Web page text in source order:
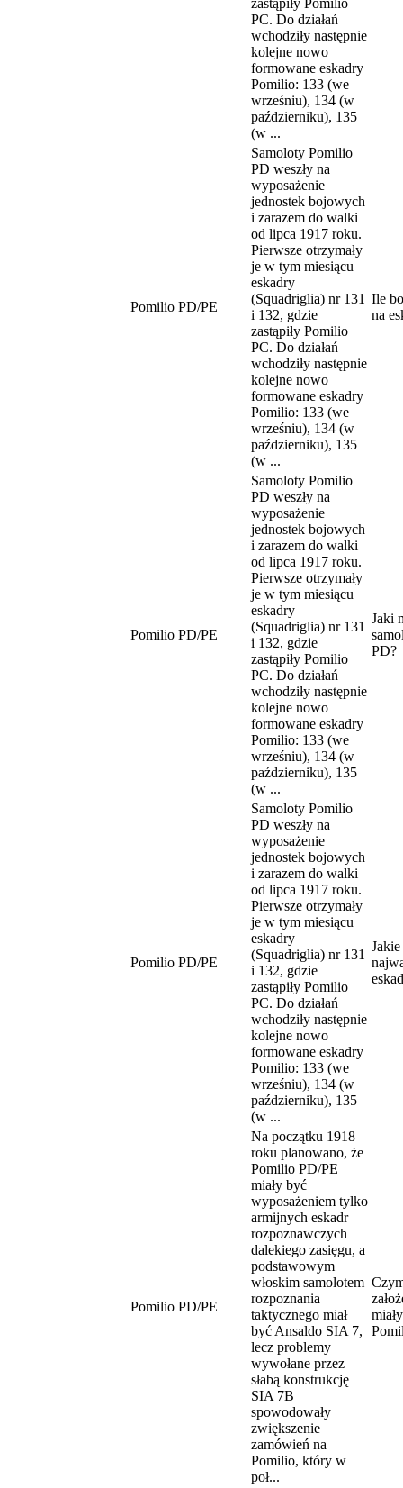
zastąpiły Pomilio
PC. Do działań
wchodziły następnie
kolejne nowo
formowane eskadry
Pomilio: 133 (we
wrześniu), 134 (w
październiku), 135
(w ...
Pomilio PD/PE
Samoloty Pomilio
PD weszły na
wyposażenie
jednostek bojowych
i zarazem do walki
od lipca 1917 roku.
Pierwsze otrzymały
je w tym miesiącu
eskadry
(Squadriglia) nr 131
i 132, gdzie
zastąpiły Pomilio
PC. Do działań
wchodziły następnie
kolejne nowo
formowane eskadry
Pomilio: 133 (we
wrześniu), 134 (w
październiku), 135
(w ...
Ile
na
Pomilio PD/PE
Samoloty Pomilio
PD weszły na
wyposażenie
jednostek bojowych
i zarazem do walki
od lipca 1917 roku.
Pierwsze otrzymały
je w tym miesiącu
eskadry
(Squadriglia) nr 131
i 132, gdzie
zastąpiły Pomilio
PC. Do działań
wchodziły następnie
kolejne nowo
formowane eskadry
Pomilio: 133 (we
wrześniu), 134 (w
październiku), 135
(w ...
Jaki
PD?
Pomilio PD/PE
Samoloty Pomilio
PD weszły na
wyposażenie
jednostek bojowych
i zarazem do walki
od lipca 1917 roku.
Pierwsze otrzymały
je w tym miesiącu
eskadry
(Squadriglia) nr 131
i 132, gdzie
zastąpiły Pomilio
PC. Do działań
wchodziły następnie
kolejne nowo
formowane eskadry
Pomilio: 133 (we
wrześniu), 134 (w
październiku), 135
(w ...
Jakie
Pomilio PD/PE
Na początku 1918
roku planowano, że
Pomilio PD/PE
miały być
wyposażeniem tylko
armijnych eskadr
rozpoznawczych
dalekiego zasięgu, a
podstawowym
włoskim samolotem
rozpoznania
taktycznego miał
być Ansaldo SIA 7,
lecz problemy
wywołane przez
słabą konstrukcję
SIA 7B
spowodowały
zwiększenie
zamówień na
Pomilio, który w
poł...